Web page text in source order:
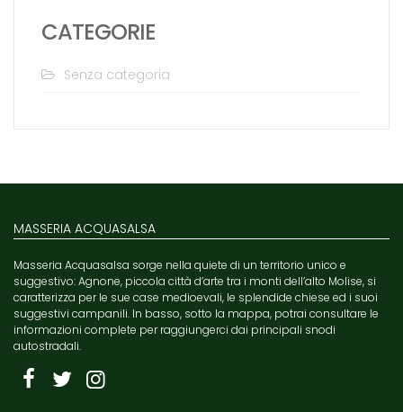
CATEGORIE
Senza categoria
MASSERIA ACQUASALSA
Masseria Acquasalsa sorge nella quiete di un territorio unico e
suggestivo: Agnone, piccola città d’arte tra i monti dell’alto Molise, si
caratterizza per le sue case medioevali, le splendide chiese ed i suoi
suggestivi campanili. In basso, sotto la mappa, potrai consultare le
informazioni complete per raggiungerci dai principali snodi
autostradali.